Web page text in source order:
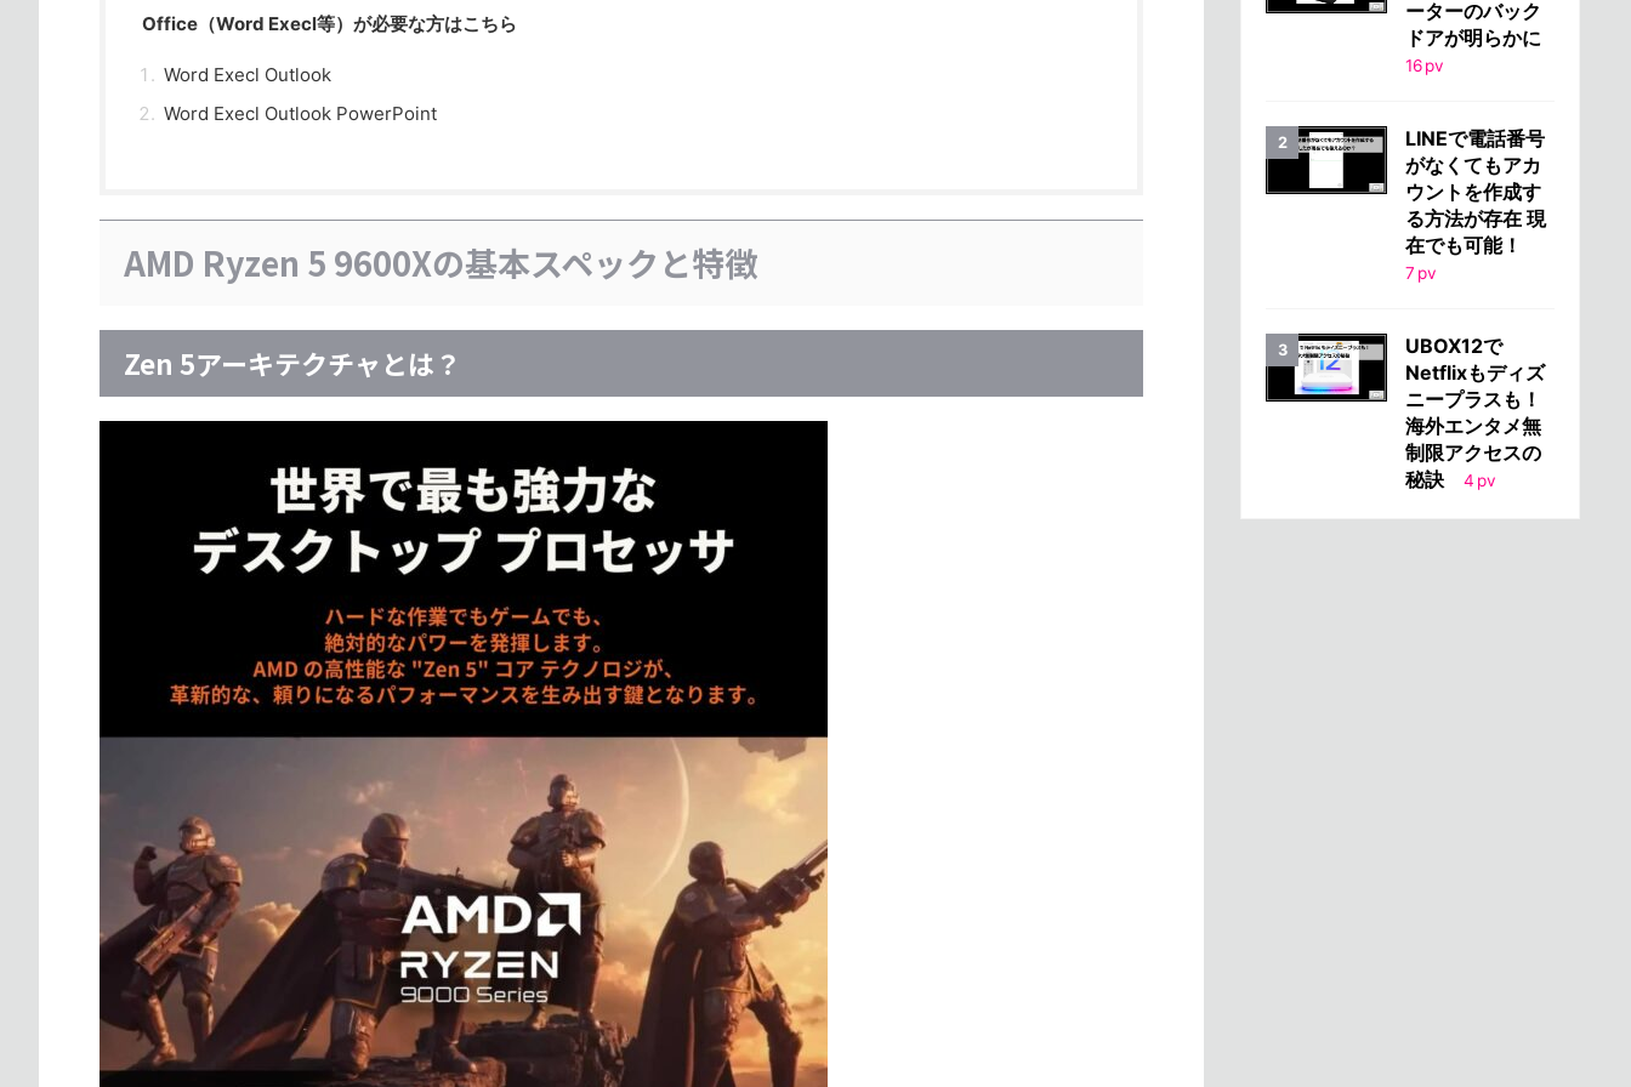
Office（Word Execl等）が必要な方はこちら
Word Execl Outlook
Word Execl Outlook PowerPoint
AMD Ryzen 5 9600Xの基本スペックと特徴
Zen 5アーキテクチャとは？
ーターのバック
ドアが明らかに
16pv
LINEで電話番号
がなくてもアカ
ウントを作成す
る方法が存在 現
在でも可能！
7 pv
UBOX12で
Netflixもディズ
ニープラスも！
海外エンタメ無
制限アクセスの
秘訣
4 pv